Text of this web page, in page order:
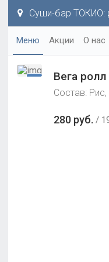
Суши-бар ТОКИО:
Меню Акции О нас
Вега ролл
Состав:
280 руб.